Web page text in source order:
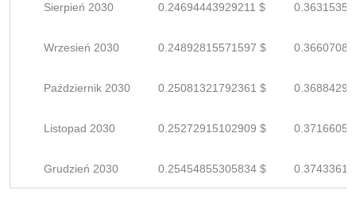
Sierpień 2030 0.24694443929211 $
Wrzesień 2030 0.24892815571597 $
Październik 2030 0.25081321792361 $
Listopad 2030 0.25272915102909 $
Grudzień 2030 0.25454855305834 $